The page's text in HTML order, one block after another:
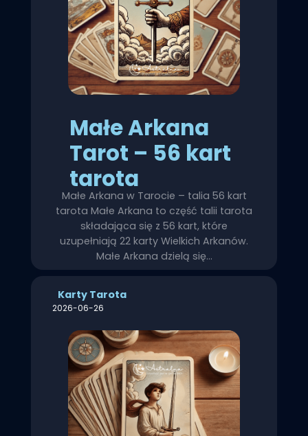
Małe Arkana
Tarot – 56 kart
tarota
Małe Arkana w Tarocie – talia 56 kart
tarota Małe Arkana to część talii tarota
składająca się z 56 kart, które
uzupełniają 22 karty Wielkich Arkanów.
Małe Arkana dzielą się…
Karty Tarota
2026-06-26